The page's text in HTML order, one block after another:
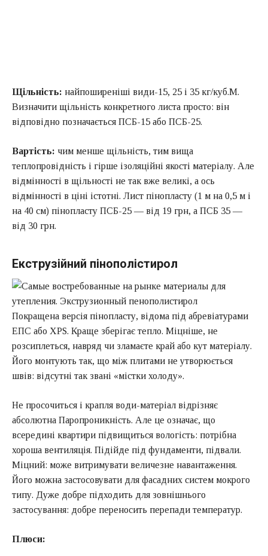
Щільність: найпоширеніші види-15, 25 і 35 кг/куб.М.
Визначити щільність конкретного листа просто: він
відповідно позначається ПСБ-15 або ПСБ-25.
Вартість: чим менше щільність, тим вища
теплопровідність і гірше ізоляційні якості матеріалу. Але
відмінності в щільності не так вже великі, а ось
відмінності в ціні істотні. Лист пінопласту (1 м на 0,5 м і
на 40 см) пінопласту ПСБ-25 — від 19 грн, а ПСБ 35 —
від 30 грн.
Екструзійний пінополістирол
Покращена версія пінопласту, відома під абревіатурами
ЕПС або XPS. Краще зберігає тепло. Міцніше, не
розсиплеться, навряд чи зламаєте край або кут матеріалу.
Його монтують так, що між плитами не утворюється
швів: відсутні так звані «містки холоду».
Не просочиться і крапля води-матеріал відрізняє
абсолютна Паропроникність. Але це означає, що
всередині квартири підвищиться вологість: потрібна
хороша вентиляція. Підійде під фундаменти, підвали.
Міцний: може витримувати величезне навантаження.
Його можна застосовувати для фасадних систем мокрого
типу. Дуже добре підходить для зовнішнього
застосування: добре переносить перепади температур.
Плюси: